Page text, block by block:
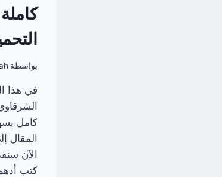
بواسطة
في هذا
كامل
المقال
الآن
كتب